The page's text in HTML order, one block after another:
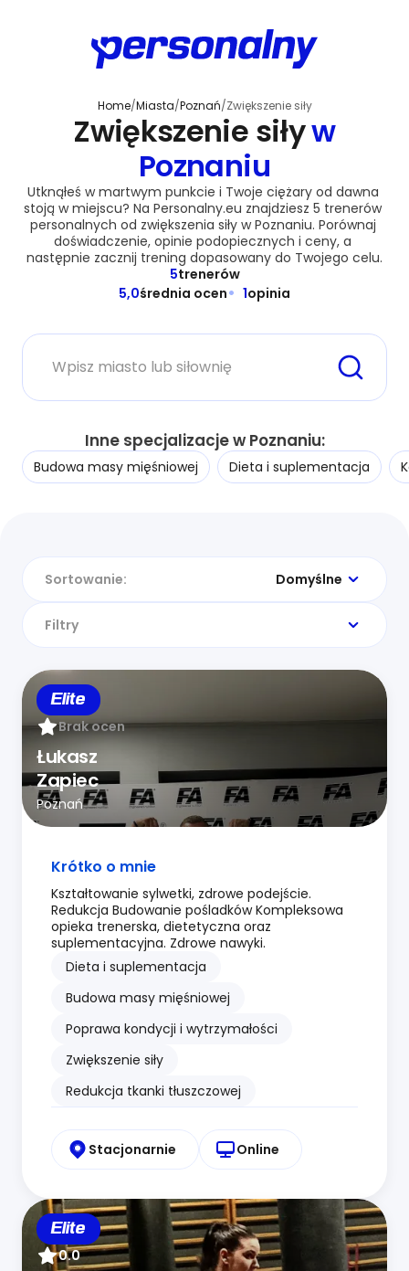
Home/Miasta/Poznań/Zwiększenie siły
Zwiększenie siływ
Poznaniu
Utknąłeś w martwym punkcie i Twoje ciężary od dawna
stoją w miejscu? Na Personalny.eu znajdziesz 5 trenerów
personalnych od zwiększenia siły w Poznaniu. Porównaj
doświadczenie, opinie podopiecznych i ceny, a
następnie zacznij trening dopasowany do Twojego celu.
5trenerów
5,0średnia ocen 1opinia
Miasto lub siłownia
Inne specjalizacje w Poznaniu:
Budowa masy mięśniowej Dieta i suplementacja
Sortowanie: Domyślne
Filtry
Elite
Brak ocen
Łukasz
Zapiec
Poznań
Krótko o mnie
Kształtowanie sylwetki, zdrowe podejście.
Redukcja Budowanie pośladków Kompleksowa
opieka trenerska, dietetyczna oraz
suplementacyjna. Zdrowe nawyki.
Dieta i suplementacja
Budowa masy mięśniowej
Poprawa kondycji i wytrzymałości
Zwiększenie siły
Redukcja tkanki tłuszczowej
Stacjonarnie Online
Elite
0.0